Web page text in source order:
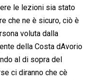
le lezioni sia stato
che ne è sicuro, ciò è
voluta dalla
della Costa dAvorio
al di sopra del
ci diranno che cè